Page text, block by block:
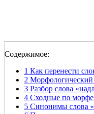
Содержимое:
1 Как перенести
2
3 Разбор слова
4 Сходные по
5 Синонимы слова